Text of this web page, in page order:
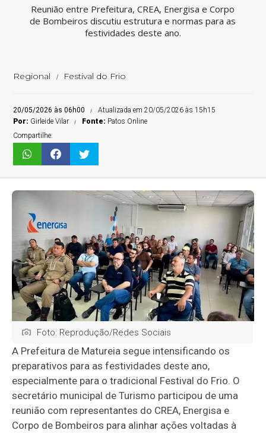
Reunião entre Prefeitura, CREA, Energisa e Corpo
de Bombeiros discutiu estrutura e normas para as
festividades deste ano.
Regional Festival do Frio
20/05/2026 às 06h00
Atualizada em 20/05/2026 às 15h15
Por: Girleide Vilar Fonte: Patos Online
Compartilhe:
Foto: Reprodução/Redes Sociais
A Prefeitura de Matureia segue intensificando os
preparativos para as festividades deste ano,
especialmente para o tradicional Festival do Frio. O
secretário municipal de Turismo participou de uma
reunião com representantes do CREA, Energisa e
Corpo de Bombeiros para alinhar ações voltadas à